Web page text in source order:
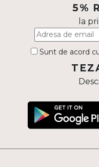
5%
la
Sunt de acord